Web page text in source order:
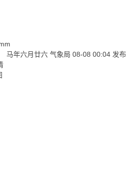
马年六月廿六 气象局 08-08 00:04 发布